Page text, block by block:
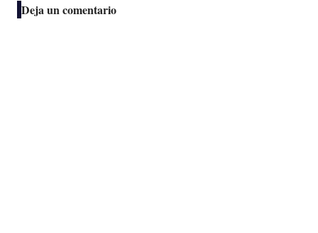
Deja un comentario